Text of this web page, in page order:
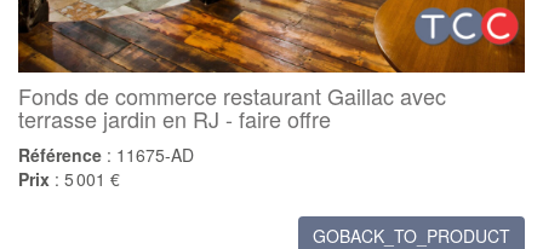
Fonds de commerce restaurant Gaillac avec
terrasse jardin en RJ - faire offre
Référence : 11675-AD
Prix : 5 001 €
GOBACK_TO_PRODUCT